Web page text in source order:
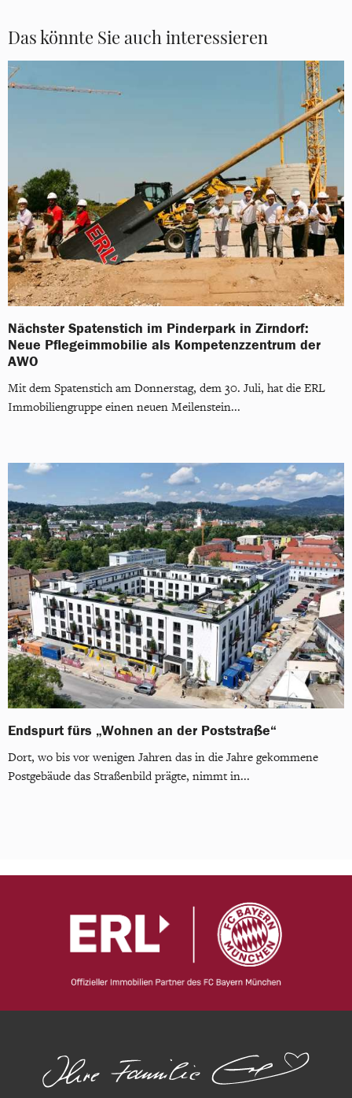
Das könnte Sie auch interessieren
Nächster Spatenstich im Pinderpark in Zirndorf:
Neue Pflegeimmobilie als Kompetenzzentrum der
AWO
Mit dem Spatenstich am Donnerstag, dem 30. Juli, hat die ERL
Immobiliengruppe einen neuen Meilenstein...
Endspurt fürs „Wohnen an der Poststraße“
Dort, wo bis vor wenigen Jahren das in die Jahre gekommene
Postgebäude das Straßenbild prägte, nimmt in...